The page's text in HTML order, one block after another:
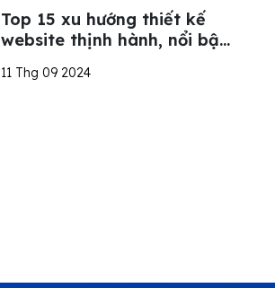
Top 15 xu hướng thiết kế
website thịnh hành, nổi bật
11 Thg 09 2024